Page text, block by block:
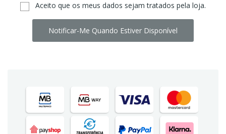
Aceito que os meus dados sejam tratados pela loja.
Notificar-Me Quando Estiver Disponível